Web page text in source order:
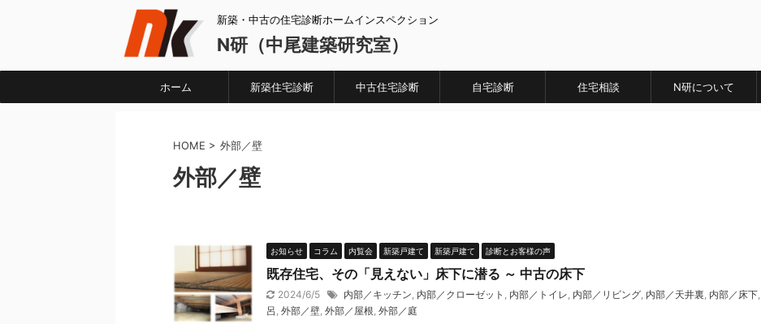
新築・中古の住宅診断ホームインスペクション
N研（中尾建築研究室）
ホーム 新築住宅診断 中古住宅診断 自宅診断 住宅相談 N研について
HOME > 外部／壁
外部／壁
お知らせ コラム 内覧会 新築戸建て 新築戸建て 診断とお客様の声
既存住宅、その「見えない」床下に潜る ～ 中古の床下
2024/6/5 内部／キッチン, 内部／クローゼット , 内部／トイレ, 内部／リビング, 内部／天井裏, 内部／床下,
呂, 外部／壁, 外部／屋根, 外部／庭